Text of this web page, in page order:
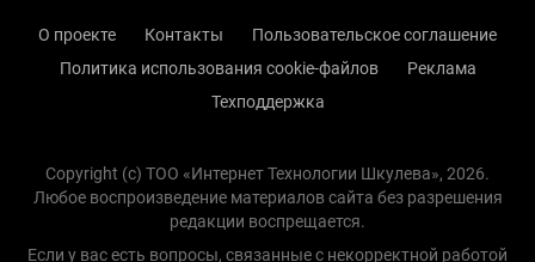
О проекте Контакты
Пользовательское соглашение
Политика использования cookie-файлов
Реклама
Техподдержка
Copyright (с) TOO «Интернет Технологии Шкулева», 2026.
Любое воспроизведение материалов сайта без разрешения
редакции воспрещается.
Если у вас есть вопросы, связанные с некорректной работой